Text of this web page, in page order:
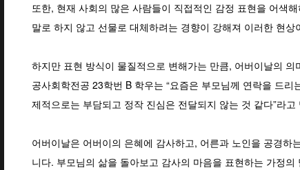
또한, 현재 사회의 많은 사람들이 직접적인 감정 표현을 어색
말로 하지 않고 선물로 대체하려는 경향이 강해져 이러한 현상
하지만 표현 방식이 물질적으로 변해가는 만큼, 어버이날의
공사회학전공 23학번 B 학우는 “요즘은 부모님께 연락을 드
제적으로는 부담되고 정작 진심은 전달되지 않는 것 같다”라고
어버이날은 어버이의 은혜에 감사하고, 어른과 노인을 공경
니다. 부모님의 삶을 돌아보고 감사의 마음을 표현하는 가정의